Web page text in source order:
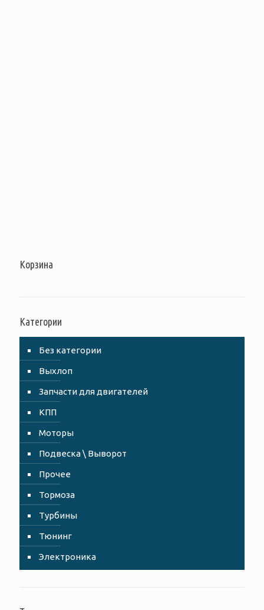
Корзина
Категории
Без категории
Выхлоп
Запчасти для двигателей
КПП
Моторы
Подвеска \ Выворот
Прочее
Тормоза
Турбины
Тюнинг
Электроника